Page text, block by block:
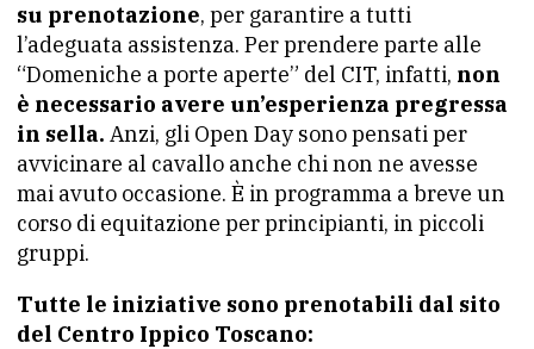
su prenotazione, per garantire a tutti
l’adeguata assistenza. Per prendere parte alle
“Domeniche a porte aperte” del CIT, infatti, non
è necessario avere un’esperienza pregressa
in sella. Anzi, gli Open Day sono pensati per
avvicinare al cavallo anche chi non ne avesse
mai avuto occasione. È in programma a breve un
corso di equitazione per principianti, in piccoli
gruppi.
Tutte le iniziative sono prenotabili dal sito
del Centro Ippico Toscano: